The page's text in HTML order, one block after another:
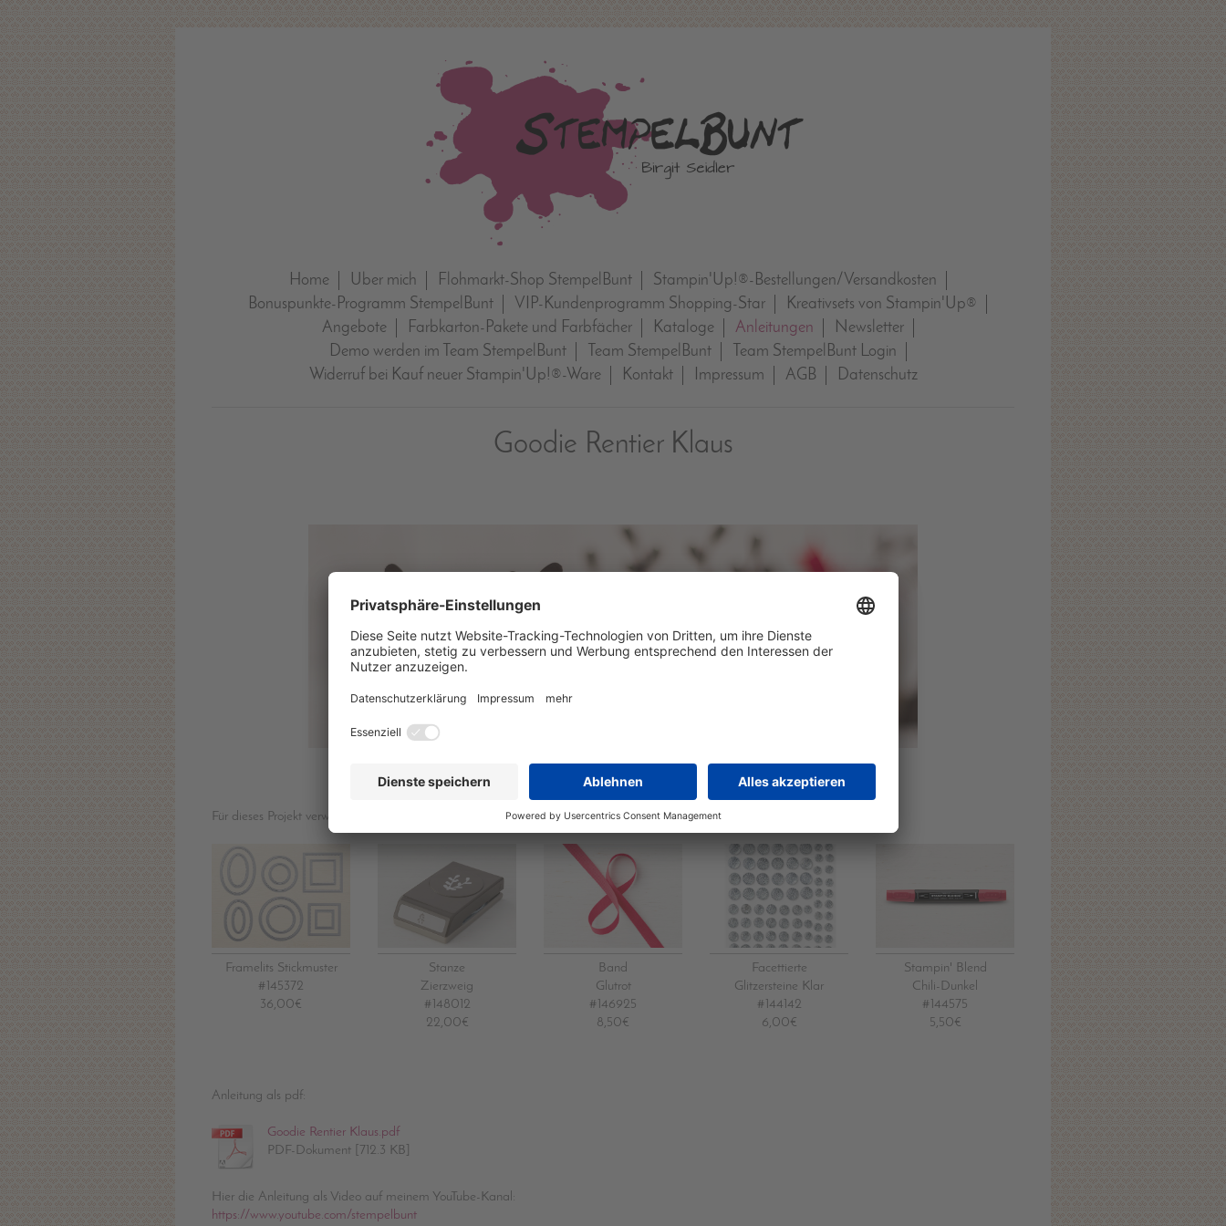
Home Über mich Flohmarkt-Shop StempelBunt
Stampin'Up!®-Bestellungen/Versandkosten
Bonuspunkte-Programm StempelBunt
VIP-Kundenprogramm Shopping-Star
Kreativsets von Stampin'Up®
Angebote
Farbkarton-Pakete und Farbfächer Kataloge Anleitungen
Newsletter
Demo werden im Team StempelBunt
Team StempelBunt
Team StempelBunt Login
Widerruf bei Kauf neuer Stampin'Up!®-Ware
Kontakt Impressum AGB Datenschutz
Goodie Rentier Klaus
Für dieses Projekt verwendete Stampin'Up! ® Produkte:
Framelits Stickmuster
#145372
36,00€
Stanze
Zierzweig
#148012
22,00€
Band
Glutrot
#146925
8,50€
Facettierte
Glitzersteine Klar
#144142
6,00€
Stampin' Blend
Chili-Dunkel
#144575
5,50€
Anleitung als pdf:
Goodie Rentier Klaus.pdf
PDF-Dokument [712.3 KB]
Hier die Anleitung als Video auf meinem YouTube-Kanal:
https://www.youtube.com/stempelbunt